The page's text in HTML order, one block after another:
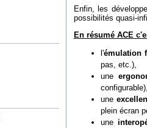
Enfin, les
possibilités quasi-
En résumé ACE
l'émulation
pas, etc.),
une
configurable),
une
plein écran
une